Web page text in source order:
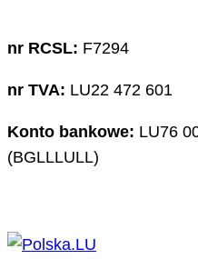
nr RCSL: F7294
nr TVA: LU22 472 601
Konto bankowe: LU76
(BGLLLULL)